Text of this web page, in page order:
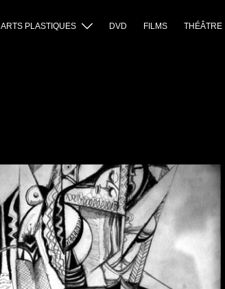
ARTS PLASTIQUES DVD FILMS THÉÂTRE